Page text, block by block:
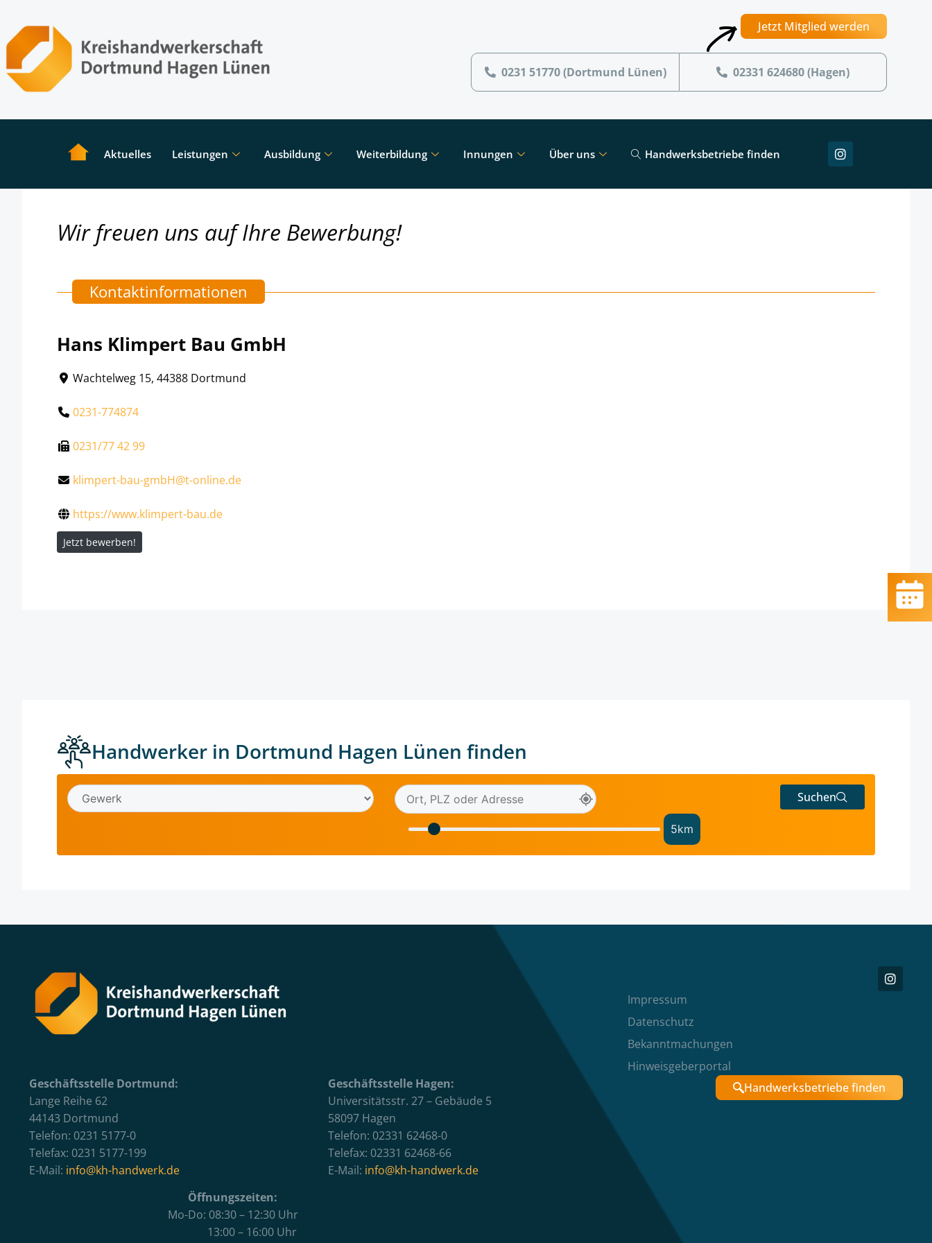
Jetzt Mitglied werden
0231 51770 (Dortmund Lünen) 02331 624680 (Hagen)
Aktuelles Leistungen Ausbildung Weiterbildung Innungen Über uns Handwerksbetriebe finden
Wir freuen uns auf Ihre Bewerbung!
Kontaktinformationen
Hans Klimpert Bau GmbH
Wachtelweg 15, 44388 Dortmund
0231-774874
0231/77 42 99
klimpert-bau-gmbH@t-online.de
https://www.klimpert-bau.de
Jetzt bewerben!
Handwerker in Dortmund Hagen Lünen finden
5km
Suchen
Impressum
Datenschutz
Bekanntmachungen
Hinweisgeberportal
Geschäftsstelle Dortmund:
Lange Reihe 62
44143 Dortmund
Telefon: 0231 5177-0
Telefax: 0231 5177-199
E-Mail: info@kh-handwerk.de
Geschäftsstelle Hagen:
Universitätsstr. 27 – Gebäude 5
58097 Hagen
Telefon: 02331 62468-0
Telefax: 02331 62468-66
E-Mail: info@kh-handwerk.de
Handwerksbetriebe finden
Öffnungszeiten:
Mo-Do: 08:30 – 12:30 Uhr
13:00 – 16:00 Uhr